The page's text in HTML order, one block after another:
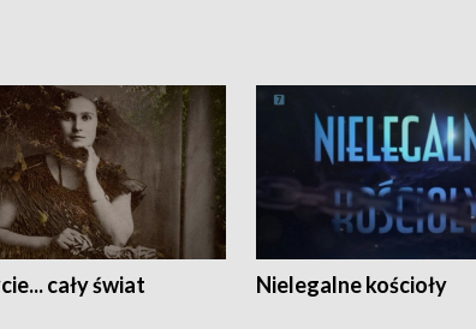
cały świat Nielegalne kościoły